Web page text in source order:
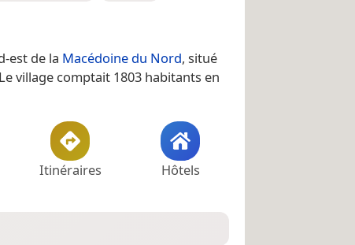
est de la Macédoine du Nord, situé
village comptait 1803 habitants en
Itinéraires Hôtels